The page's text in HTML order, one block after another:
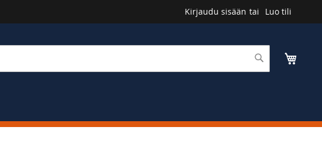
Kirjaudu sisään Luo tili